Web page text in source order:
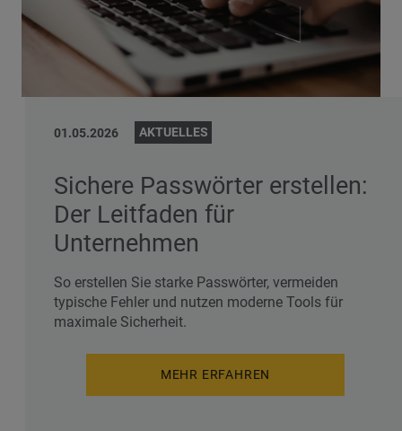
01.05.2026 AKTUELLES
Sichere Passwörter erstellen:
Der Leitfaden für
Unternehmen
So erstellen Sie starke Passwörter, vermeiden
typische Fehler und nutzen moderne Tools für
maximale Sicherheit.
MEHR ERFAHREN